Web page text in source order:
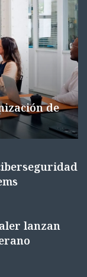
de
lanzan